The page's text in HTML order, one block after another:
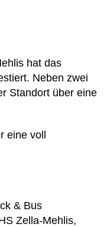
hat das
Neben zwei
Standort über eine
eine voll
& Bus
Zella-Mehlis,